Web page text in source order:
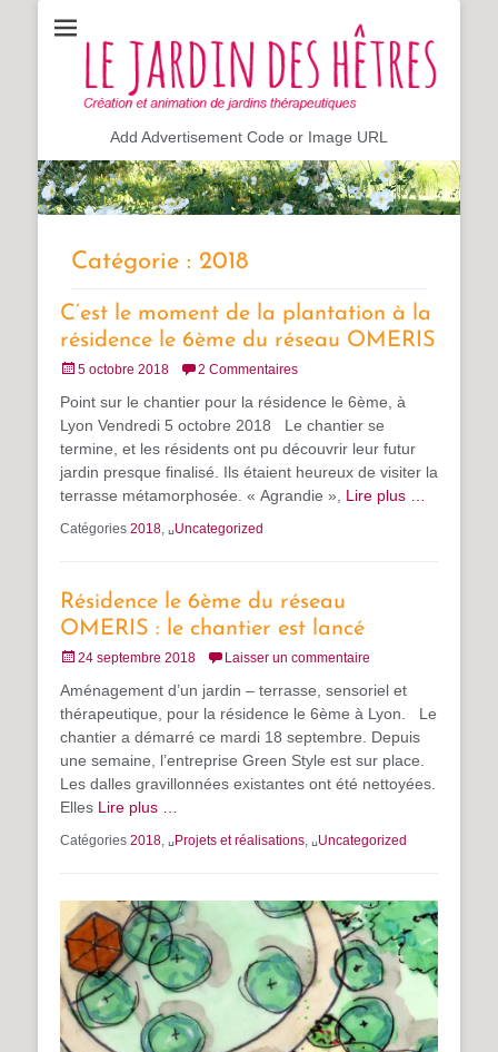
Le jardin des hêtres
Création et animation de jardin sensoriel & thérapeutique,
hortithérapie
Add Advertisement Code or Image URL
Catégorie : 2018
C’est le moment de la plantation à la
résidence le 6ème du réseau OMERIS
Posté5 octobre 2018 2 Commentaires
Point sur le chantier pour la résidence le 6ème, à
Lyon Vendredi 5 octobre 2018 Le chantier se
termine, et les résidents ont pu découvrir leur futur
jardin presque finalisé. Ils étaient heureux de visiter la
terrasse métamorphosée. « Agrandie », Lire plus …
Catégories 2018, ␣Uncategorized
Résidence le 6ème du réseau
OMERIS : le chantier est lancé
Posté24 septembre 2018 Laisser un commentaire
Aménagement d’un jardin – terrasse, sensoriel et
thérapeutique, pour la résidence le 6ème à Lyon. Le
chantier a démarré ce mardi 18 septembre. Depuis
une semaine, l’entreprise Green Style est sur place.
Les dalles gravillonnées existantes ont été nettoyées.
Elles Lire plus …
Catégories 2018, ␣Projets et réalisations, ␣Uncategorized